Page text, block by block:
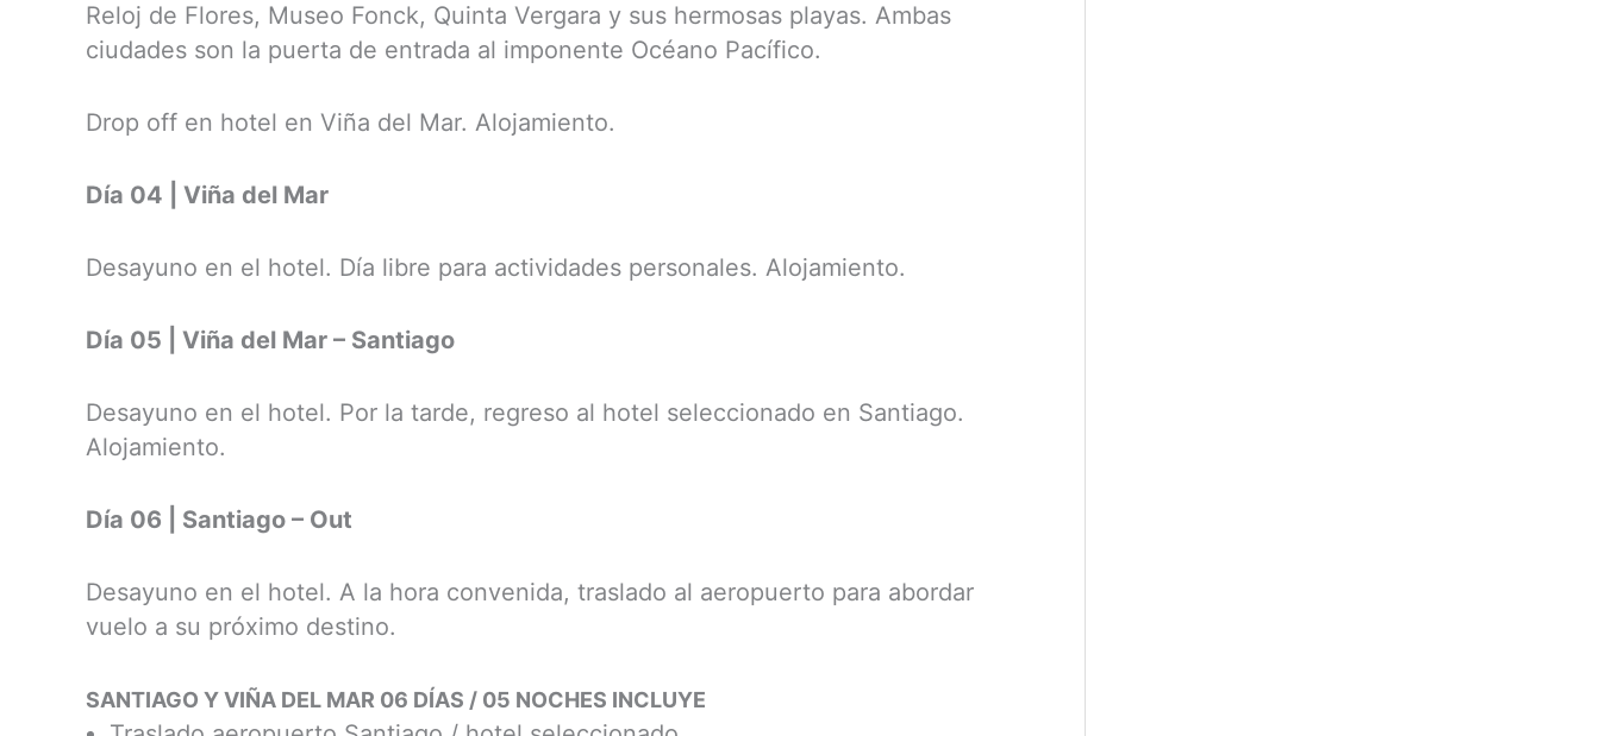
Reloj de Flores, Museo Fonck, Quinta Vergara y sus hermosas playas. Ambas
ciudades son la puerta de entrada al imponente Océano Pacífico.
Drop off en hotel en Viña del Mar. Alojamiento.
Día 04 | Viña del Mar
Desayuno en el hotel. Día libre para actividades personales. Alojamiento.
Día 05 | Viña del Mar – Santiago
Desayuno en el hotel. Por la tarde, regreso al hotel seleccionado en Santiago.
Alojamiento.
Día 06 | Santiago – Out
Desayuno en el hotel. A la hora convenida, traslado al aeropuerto para abordar
vuelo a su próximo destino.
SANTIAGO Y VIÑA DEL MAR 06 DÍAS / 05 NOCHES INCLUYE